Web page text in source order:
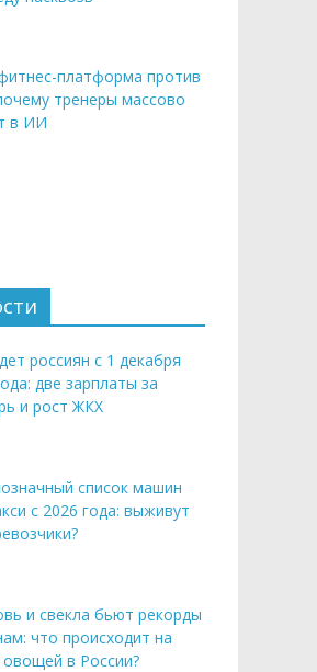
платформа против
тренеры массово
в ИИ
россиян с 1 декабря
две зарплаты за
и рост ЖКХ
список машин
с 2026 года: выживут
и свекла бьют рекорды
что происходит на
в России?